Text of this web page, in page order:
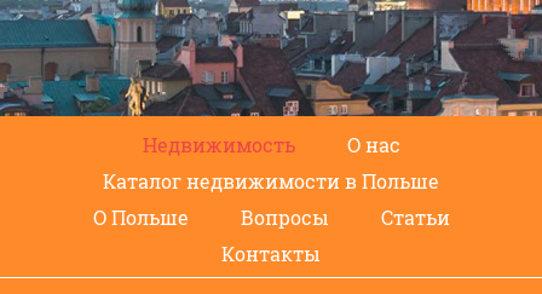
Недвижимость
О нас
Каталог недвижимости в Польше
О Польше
Вопросы
Статьи
Контакты